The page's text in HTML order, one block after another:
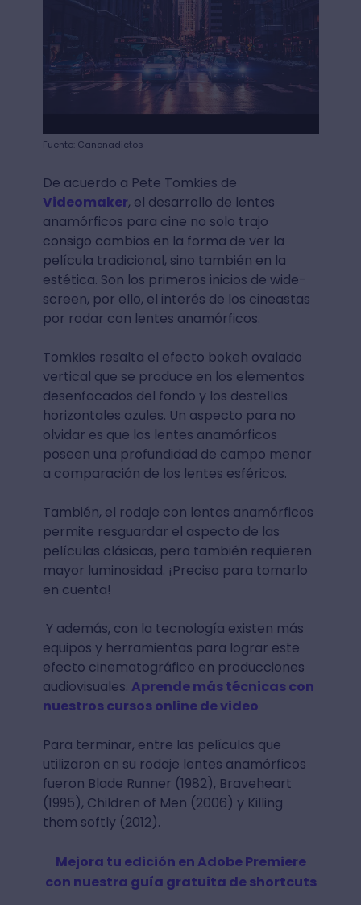
Fuente: Canonadictos
De acuerdo a Pete Tomkies de
Videomaker, el desarrollo de lentes
anamórficos para cine no solo trajo
consigo cambios en la forma de ver la
película tradicional, sino también en la
estética. Son los primeros inicios de wide-
screen, por ello, el interés de los cineastas
por rodar con lentes anamórficos.
Tomkies resalta el efecto bokeh ovalado
vertical que se produce en los elementos
desenfocados del fondo y los destellos
horizontales azules. Un aspecto para no
olvidar es que los lentes anamórficos
poseen una profundidad de campo menor
a comparación de los lentes esféricos.
También, el rodaje con lentes anamórficos
permite resguardar el aspecto de las
películas clásicas, pero también requieren
mayor luminosidad. ¡Preciso para tomarlo
en cuenta!
Y además, con la tecnología existen más
equipos y herramientas para lograr este
efecto cinematográfico en producciones
audiovisuales. Aprende más técnicas con
nuestros cursos online de video
Para terminar, entre las películas que
utilizaron en su rodaje lentes anamórficos
fueron Blade Runner (1982), Braveheart
(1995), Children of Men (2006) y Killing
them softly (2012).
Mejora tu edición en Adobe Premiere
con nuestra guía gratuita de shortcuts